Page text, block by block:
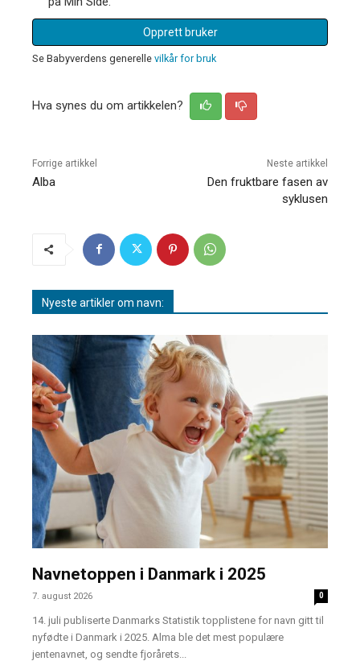
Opprett bruker
Se Babyverdens generelle vilkår for bruk
Hva synes du om artikkelen?
Forrige artikkel
Alba
Neste artikkel
Den fruktbare fasen av
syklusen
Nyeste artikler om navn:
Navnetoppen i Danmark i 2025
7. august 2026 0
14. juli publiserte Danmarks Statistik topplistene for navn gitt til
nyfødte i Danmark i 2025. Alma ble det mest populære
jentenavnet, og sendte fjorårets...